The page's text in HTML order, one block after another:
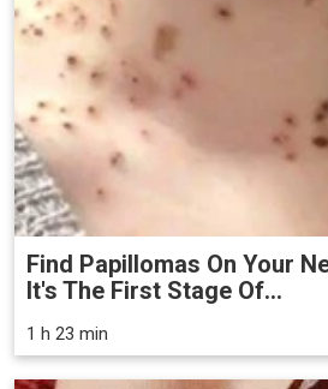
Find Papillomas On Your
It's The First Stage Of...
1 h 23 min